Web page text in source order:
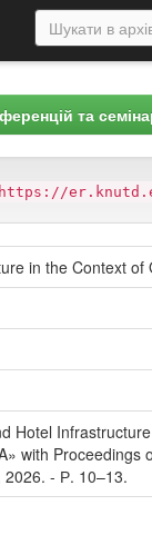
та
https://
in the Context of
Hotel
with
2026. - Р. 10–13.